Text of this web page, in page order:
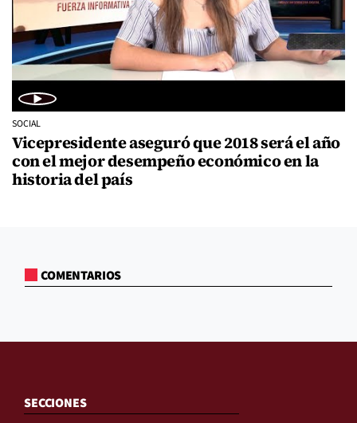
SOCIAL
Vicepresidente aseguró que 2018 será el año
con el mejor desempeño económico en la
historia del país
COMENTARIOS
SECCIONES